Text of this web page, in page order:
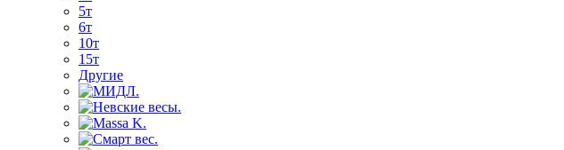
5т
6т
10т
15т
Другие